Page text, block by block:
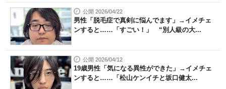
公開 2026/04/22
男性「脱毛症で真剣に悩んでます」→イメチェ
ンすると……「すごい！」 “別人級の大...
公開 2026/04/12
19歳男性「気になる異性ができた」→イメチェ
ンすると……「松山ケンイチと坂口健太...